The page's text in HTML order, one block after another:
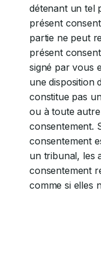
détenant un tel
présent
partie ne peut
présent
signé par vous
une disposition
constitue pas
ou à toute
consentement.
consentement
un tribunal, les
consentement
comme si elles